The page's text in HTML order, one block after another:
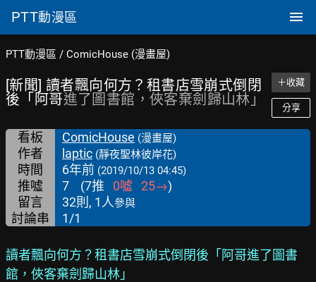
PTT動漫區
PTT動漫區 / ComicHouse (漫畫屋)
[新聞] 讀者飄向何方？租書店雪崩式倒閉
後「阿哥進了圖書館，俠客棄劍歸山林」
＋收藏
分享
看板 ComicHouse (漫畫屋)
作者 laptic (靜夜聖林彼岸花)
時間 6年前 (2019/10/13 04:45)
推噓 7 (7推 0噓 25→)
留言
32則, 1人參與
討論串 1/1
讀者飄向何方？租書店雪崩式倒閉後「阿哥進了圖書
館，俠客棄劍歸山林」